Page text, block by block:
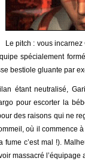
Le pitch : vous
spécialement
bestiole gluante par
étant neutralisé,
pour escorter la
des raisons qui ne
où il commence
fume c’est mal !).
massacré l’équipage